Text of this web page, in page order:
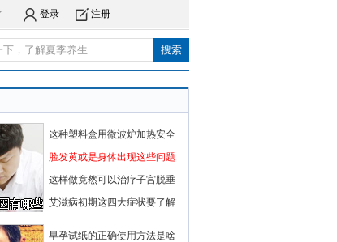
登录 注册
这种塑料盒用微波炉加热安全
脸发黄或是身体出现这些问题
这样做竟然可以治疗子宫脱垂
艾滋病初期这四大症状要了解
早孕试纸的正确使用方法是啥